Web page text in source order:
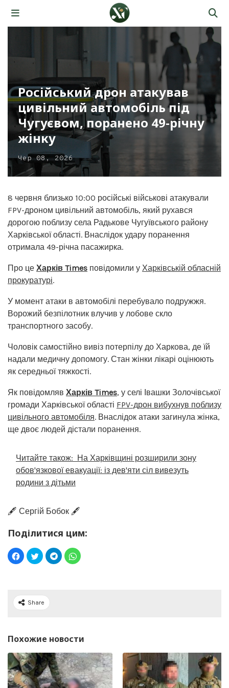
Російський дрон атакував
цивільний автомобіль під
Чугуєвом, поранено 49-річну
жінку
Чер 08, 2026
8 червня близько 10:00 російські військові атакували
FPV-дроном цивільний автомобіль, який рухався
дорогою поблизу села Радькове Чугуївського району
Харківської області. Внаслідок удару поранення
отримала 49-річна пасажирка.
Про це Харків Times повідомили у Харківській обласній
прокуратурі.
У момент атаки в автомобілі перебувало подружжя.
Ворожий безпілотник влучив у лобове скло
транспортного засобу.
Чоловік самостійно вивіз потерпілу до Харкова, де їй
надали медичну допомогу. Стан жінки лікарі оцінюють
як середньої тяжкості.
Як повідомляв Харків Times, у селі Івашки Золочівської
громади Харківської області FPV-дрон вибухнув поблизу
цивільного автомобіля. Внаслідок атаки загинула жінка,
ще двоє людей дістали поранення.
Читайте також: На Харківщині розширили зону
обов'язкової евакуації: із дев'яти сіл вивезуть
родини з дітьми
🖋️ Сергій Бобок 🖋️
Поділитися цим:
Share
Похожие новости